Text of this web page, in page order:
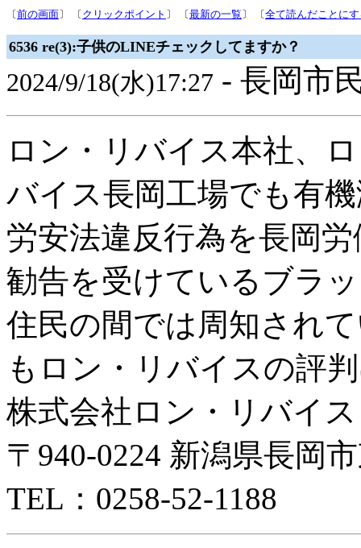
〔前の画面〕 〔 クリックポイント 〕 〔最新の一覧 〕 〔全て読んだことに
6536 re(3):子供のLINEチェックしてますか？
2024/9/18(水)17:27 - 長岡市
ロン・リバイス本社、
バイス長岡工場でも有
労安法違反行為を長岡
勧告を受けているブラ
住民の間では周知され
もロン・リバイスの評
株式会社ロン・リバイス
〒940-0224 新潟県長岡
TEL：0258-52-1188